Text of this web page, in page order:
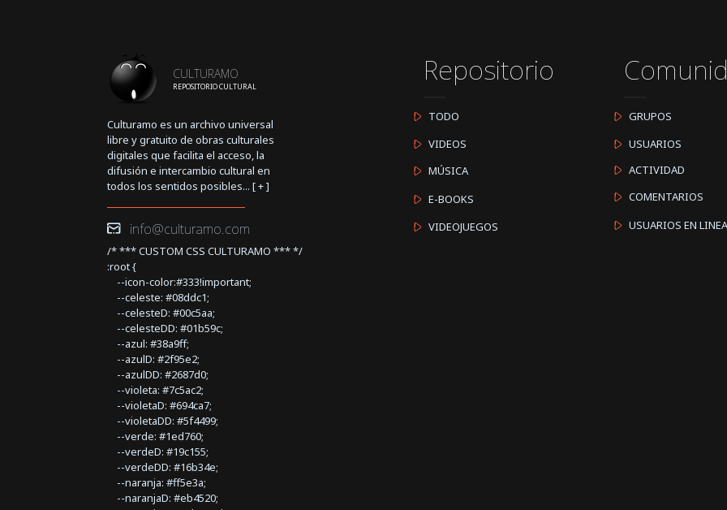
CULTURAMO
REPOSITORIO CULTURAL
Culturamo es un archivo universal
libre y gratuito de obras culturales
digitales que facilita el acceso, la
difusión e intercambio cultural en
todos los sentidos posibles... [+]
info@culturamo.com
/* *** CUSTOM CSS CULTURAMO *** */
:root {
--icon-color:#333!important;
--celeste: #08ddc1;
--celesteD: #00c5aa;
--celesteDD: #01b59c;
--azul: #38a9ff;
--azulD: #2f95e2;
--azulDD: #2687d0;
--violeta: #7c5ac2;
--violetaD: #694ca7;
--violetaDD: #5f4499;
--verde: #1ed760;
--verdeD: #19c155;
--verdeDD: #16b34e;
--naranja: #ff5e3a;
--naranjaD: #eb4520;
Repositorio
TODO
VIDEOS
MÚSICA
E-BOOKS
VIDEOJUEGOS
GRUPOS
USUARIOS
ACTIVIDAD
COMENTARIOS
USUARIOS EN LINEA